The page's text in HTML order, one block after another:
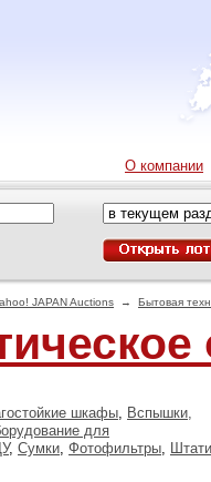
О компании
JAPAN Auctions → Бытовая
шкафы, Вспышки,
для
, Сумки, Фотофильтры,